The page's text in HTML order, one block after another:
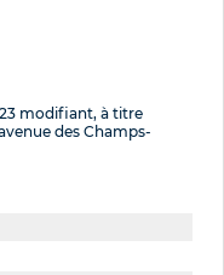
modifiant, à titre
des Champs-